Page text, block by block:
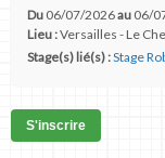
Du 06/07/2026au 06/
Lieu :Versailles - Le
Stage(s) lié(s) :Stage
S'inscrire